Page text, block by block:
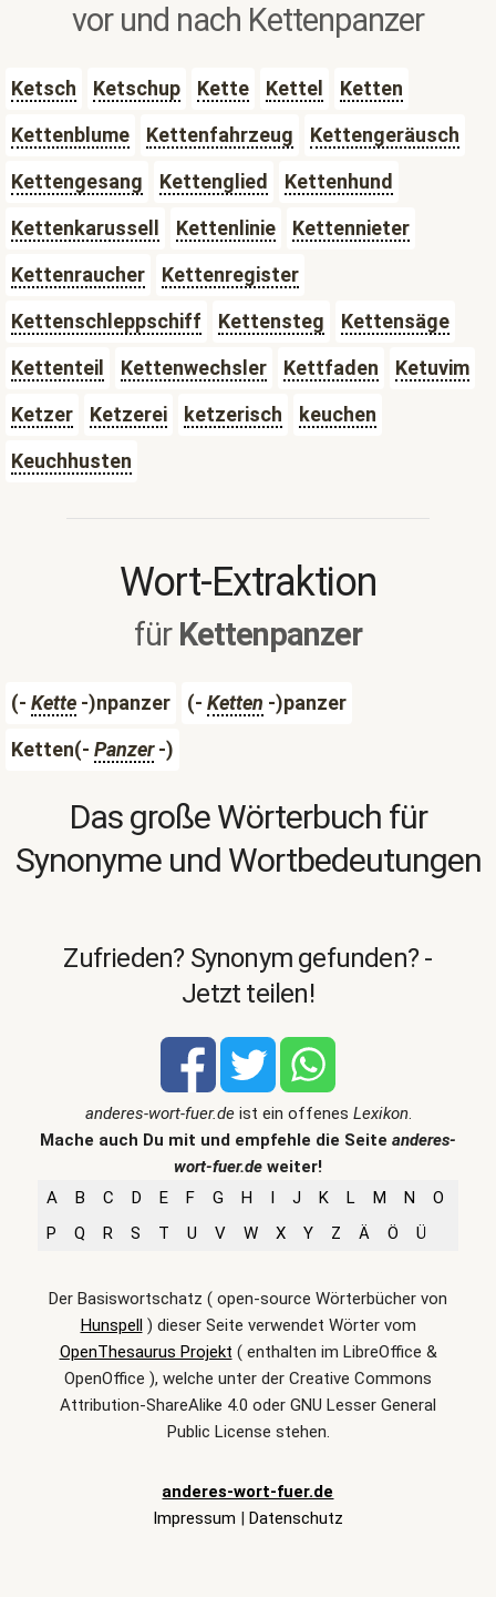
vor und nach Kettenpanzer
Ketsch Ketschup Kette Kettel
Ketten
Kettenblume
Kettenfahrzeug
Kettengeräusch
Kettengesang
Kettenglied
Kettenhund
Kettenkarussell
Kettenlinie
Kettennieter
Kettenraucher
Kettenregister
Kettenschleppschiff
Kettensteg
Kettensäge
Kettenteil
Kettenwechsler Kettfaden
Ketuvim
Ketzer
Ketzerei ketzerisch
keuchen
Keuchhusten
Wort-Extraktion
für Kettenpanzer
(- Kette -)npanzer (- Ketten -)panzer
Ketten(- Panzer-)
Das große Wörterbuch für
Synonyme und Wortbedeutungen
Zufrieden? Synonym gefunden? -
Jetzt teilen!
anderes-wort-fuer.deist ein offenes Lexikon.
Mache auch Du mit und empfehle die Seite anderes-
wort-fuer.de weiter!
A
B C D E F G H I J K L M N
O
P
Q R S T U V W X Y Z Ä Ö Ü
Der Basiswortschatz ( open-source Wörterbücher von
Hunspell) dieser Seite verwendet Wörter vom
OpenThesaurus Projekt ( enthalten im LibreOffice &
OpenOffice ), welche unter der Creative Commons
Attribution-ShareAlike 4.0 oder GNU Lesser General
Public License stehen.
anderes-wort-fuer.de
Impressum | Datenschutz